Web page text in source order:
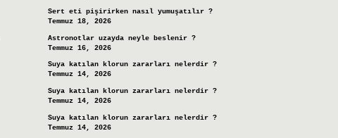
Sert eti pişirirken nasıl yumuşatılır ?
Temmuz 18, 2026
Astronotlar uzayda neyle beslenir ?
Temmuz 16, 2026
Suya katılan klorun zararları nelerdir ?
Temmuz 14, 2026
Suya katılan klorun zararları nelerdir ?
Temmuz 14, 2026
Suya katılan klorun zararları nelerdir ?
Temmuz 14, 2026